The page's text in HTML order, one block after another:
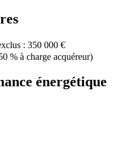
: 350 000 €
% à charge acquéreur)
énergétique